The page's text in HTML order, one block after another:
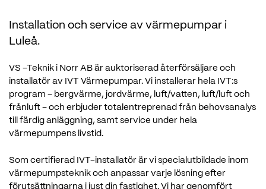
Installation och service av värmepumpar i
Luleå.
VS –Teknik i Norr AB är auktoriserad återförsäljare och
installatör av IVT Värmepumpar. Vi installerar hela IVT:s
program – bergvärme, jordvärme, luft/vatten, luft/luft och
frånluft – och erbjuder totalentreprenad från behovsanalys
till färdig anläggning, samt service under hela
värmepumpens livstid.
Som certifierad IVT-installatör är vi specialutbildade inom
värmepumpsteknik och anpassar varje lösning efter
förutsättningarna i just din fastighet. Vi har genomfört